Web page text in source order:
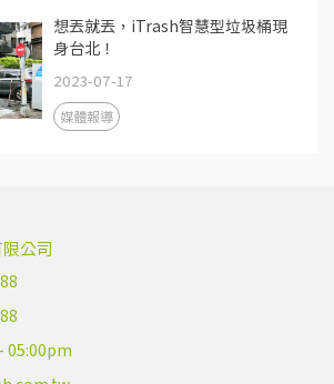
想丟就丟，iTrash智慧型垃圾桶現
身台北！
2023-07-17
媒體報導
公司
05:00pm